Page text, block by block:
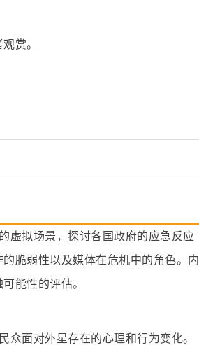
赏。
虚拟场景，探讨各国政府的应急反应
脆弱性以及媒体在危机中的角色。内
能性的评估。
众面对外星存在的心理和行为变化。